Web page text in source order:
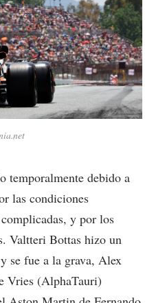
temporalmente debido a
las condiciones
y por los
Valtteri Bottas hizo un
se fue a la grava, Alex
Vries (AlphaTauri)